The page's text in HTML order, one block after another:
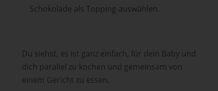
Schokolade als Topping auswählen.
Du siehst, es ist ganz einfach, für dein Baby und
dich parallel zu kochen und gemeinsam von
einem Gericht zu essen.